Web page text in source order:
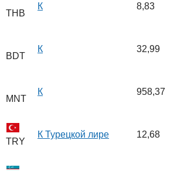
THB
К 8,83
BDT
К 32,99
MNT
К 958,37
TRY
К Турецкой лире 12,68